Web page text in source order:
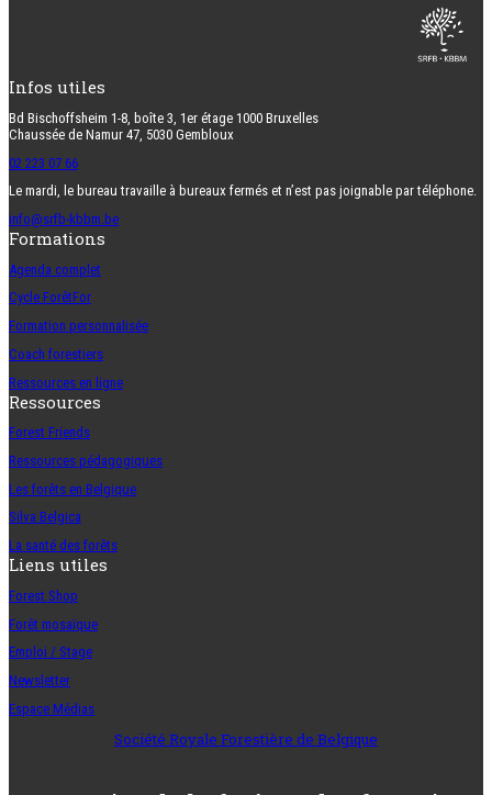
Infos utiles
Bd Bischoffsheim 1-8, boîte 3, 1er étage 1000 Bruxelles
Chaussée de Namur 47, 5030 Gembloux
02 223 07 66
Le mardi, le bureau travaille à bureaux fermés et n’est pas joignable par téléphone.
info@srfb-kbbm.be
Formations
Agenda complet
Cycle ForêtFor
Formation personnalisée
Coach forestiers
Ressources en ligne
Ressources
Forest Friends
Ressources pédagogiques
Les forêts en Belgique
Silva Belgica
La santé des forêts
Liens utiles
Forest Shop
Forêt mosaïque
Emploi / Stage
Newsletter
Espace Médias
Société Royale Forestière de Belgique